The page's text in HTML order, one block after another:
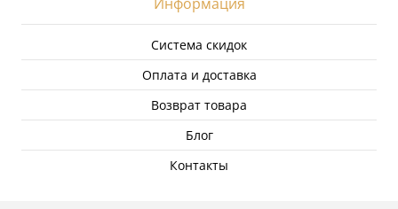
Система скидок
Оплата и доставка
Возврат товара
Блог
Контакты